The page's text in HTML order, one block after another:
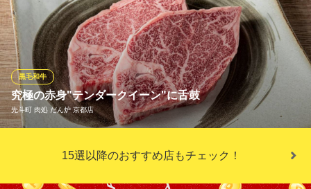
鉄板焼きでは、A4またはA5ランクの国産黒毛和牛をご堪能。どな
た様も気軽にお試しいただける、手頃な価格で提供しておりま
す。特にサーロインは、“この味・量でこれは安い”と好評をいただ
くことがしばしば。鉄板の上でジュー、パチパチと小気味良い音
を響かせながら焼き上げる、料理人の華麗な手捌きにもご期待く
ださい。
先斗町 京四季庵
阪急京都線京都河原町駅 徒歩3分
京都府京都市中京区先斗町四条上ル鍋屋町227 紫光會館B1
究極の赤身"テンダークイーン"に舌鼓
先斗町 肉処 だん炉 京都店
黒毛和牛
ヘレの中心部分で、"究極の赤身"や"希少部位"ともいわれている
「テンダークイーン」は、匠が厳選した当店1番のおすすめ。赤身
15選以降のおすすめ店もチェック！